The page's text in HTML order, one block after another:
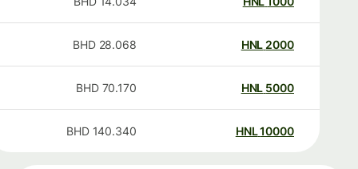
2000
HNL
28.068
BHD
5000
HNL
70.170
BHD
10000
HNL
140.340
BHD